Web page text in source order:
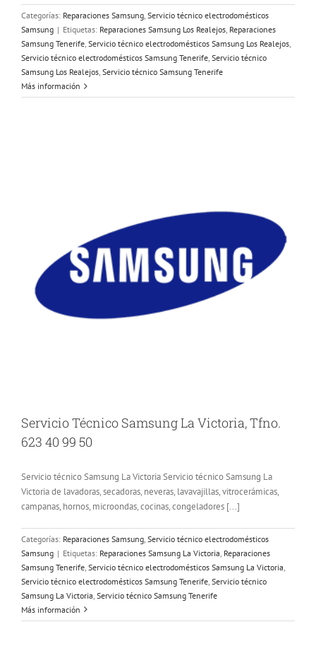
Categorías: Reparaciones Samsung, Servicio técnico electrodomésticos
Samsung | Etiquetas: Reparaciones Samsung Los Realejos, Reparaciones
Samsung Tenerife, Servicio técnico electrodomésticos Samsung Los Realejos,
Servicio técnico electrodomésticos Samsung Tenerife, Servicio técnico
Samsung Los Realejos, Servicio técnico Samsung Tenerife
Más información
Servicio Técnico Samsung La Victoria, Tfno.
623 40 99 50
Servicio técnico Samsung La Victoria Servicio técnico Samsung La
Victoria de lavadoras, secadoras, neveras, lavavajillas, vitrocerámicas,
campanas, hornos, microondas, cocinas, congeladores [...]
Categorías: Reparaciones Samsung Servicio técnico electrodomésticos
Samsung | Etiquetas: Reparaciones Samsung La Victoria Reparaciones
Samsung Tenerife Servicio técnico electrodomésticos Samsung La Victoria
Servicio técnico electrodomésticos Samsung Tenerife Servicio técnico
Samsung La Victoria Servicio técnico Samsung Tenerife
Más información